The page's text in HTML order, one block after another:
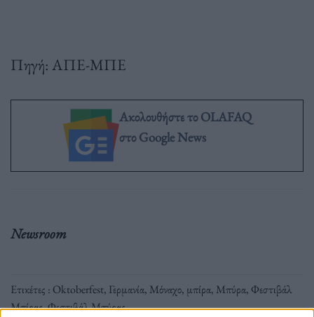
Πηγή: ΑΠΕ-ΜΠΕ
Ακολουθήστε το OLAFAQ
στο Google News
Newsroom
Ετικέτες : Oktoberfest, Γερμανία, Μόναχο, μπίρα, Μπύρα, Φεστιβάλ
Μπίρας,Φεστιβάλ Μπύρας.